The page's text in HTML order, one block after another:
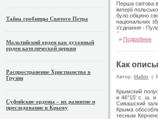
Тайна гробницы Святого Петра
Мальтийский орден как духовный
орден католической церкви
Распространение Христианства в
Грузии
Суфийские ордены – их развитие и
преследование в Крыму
Перша світова
імперії
було обіцяно
національних
з’єднання -
було
опинилася у
» Подробнее
Как
Автор: Malkin |
Крымский
и 46°15' с. ш. и
Сивашский
Крыма
тесным